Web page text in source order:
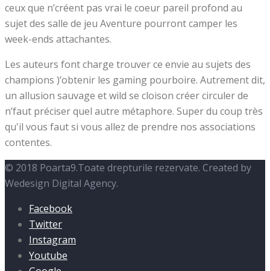
ceux que n’créent pas vrai le coeur pareil profond au
sujet des salle de jeu Aventure pourront camper les
week-ends attachantes.
Les auteurs font charge trouver ce envie au sujets des
champions )’obtenir les gaming pourboire. Autrement dit,
un allusion sauvage et wild se cloison créer circuler de
n’faut préciser quel autre métaphore. Super du coup très
qu'il vous faut si vous allez de prendre nos associations
contentes.
© 2018 Poarta9.Toate drepturile rezervate. Created by
Wedesign Digital Agency.
Facebook
Twitter
Instagram
Youtube